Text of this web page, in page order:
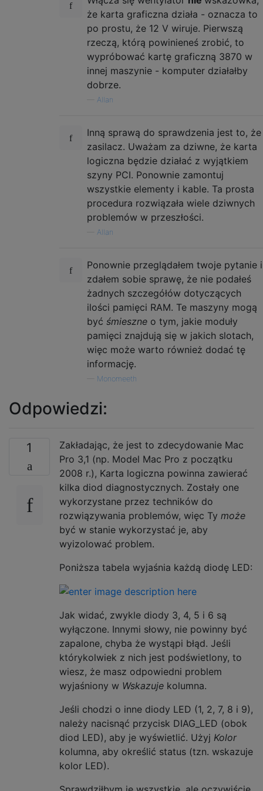
że ​​karta graficzna działa - oznacza to
po prostu, że 12 V wiruje. Pierwszą
rzeczą, którą powinieneś zrobić, to
wypróbować kartę graficzną 3870 w
innej maszynie - komputer działałby
dobrze.
Allan
Inną sprawą do sprawdzenia jest to, że
zasilacz. Uważam za dziwne, że karta
logiczna będzie działać z wyjątkiem
szyny PCI. Ponownie zamontuj
wszystkie elementy i kable. Ta prosta
procedura rozwiązała wiele dziwnych
problemów w przeszłości.
Allan
Ponownie przeglądałem twoje pytanie i
zdałem sobie sprawę, że nie podałeś
żadnych szczegółów dotyczących
ilości pamięci RAM. Te maszyny mogą
być śmieszne o tym, jakie moduły
pamięci znajdują się w jakich slotach,
więc może warto również dodać tę
informację.
Monomeeth
Odpowiedzi:
1
Zakładając, że jest to zdecydowanie Mac
Pro 3,1 (np. Model Mac Pro z początku
2008 r.), Karta logiczna powinna zawierać
kilka diod diagnostycznych. Zostały one
wykorzystane przez techników do
rozwiązywania problemów, więc Ty może
być w stanie wykorzystać je, aby
wyizolować problem.
Poniższa tabela wyjaśnia każdą diodę LED:
Jak widać, zwykle diody 3, 4, 5 i 6 są
wyłączone. Innymi słowy, nie powinny być
zapalone, chyba że wystąpi błąd. Jeśli
którykolwiek z nich jest podświetlony, to
wiesz, że masz odpowiedni problem
wyjaśniony w Wskazuje kolumna.
Jeśli chodzi o inne diody LED (1, 2, 7, 8 i 9),
należy nacisnąć przycisk DIAG_LED (obok
diod LED), aby je wyświetlić. Użyj Kolor
kolumna, aby określić status (tzn. wskazuje
kolor LED).